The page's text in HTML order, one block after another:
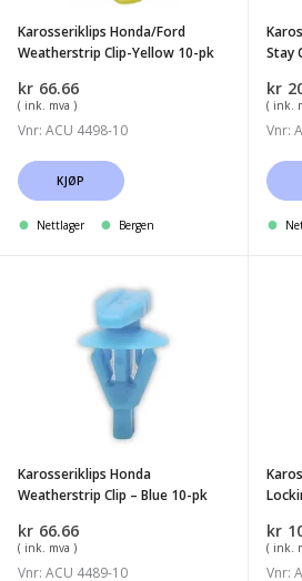
Karosseriklips Honda/Ford
Weatherstrip Clip-Yellow 10-pk
kr 66.66
( ink. mva )
Vnr: ACU 4498-10
KJØP
Nettlager Bergen
Stay
kr
( ink.
Vnr:
Karosseriklips
Weatherstrip
pk
Karosseriklips Honda
Weatherstrip Clip – Blue 10-pk
kr 66.66
( ink. mva )
Vnr: ACU 4489-10
kr
( ink.
Vnr: